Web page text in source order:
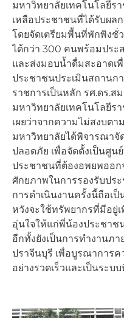
มหาวิทยาลัยเทคโนโลยีร
เหลือประชาชนที่ได้รับผ
โดยจัดเตรียมพื้นที่พักพิงชั่
ได้กว่า 300 คนพร้อมปร
และส่งมอบน้ำดื่มสะอาดเ
ประชาชนประเมินสถานก
ราชการเป็นหลัก รศ.ดร.ส
มหาวิทยาลัยเทคโนโลยีร
เผยว่าจากความไม่สงบต
มหาวิทยาลัยได้พิจารณา
ปลอดภัย เพื่อจัดตั้งเป็นศูน
ประชาชนที่ต้องอพยพออก
ศักยภาพในการรองรับปร
การดำเนินงานครั้งนี้ถือเ
หวังจะใช้ทรัพยากรที่มีอยู่
อุ่นใจให้แก่พี่น้องประชา
อีกทั้งยังเป็นการทำงานภ
ปราจีนบุรี เพื่อบูรณาการค
อย่างรวดเร็วและเป็นระบ